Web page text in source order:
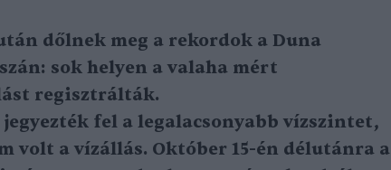
dőlnek meg a rekordok a Duna
sok helyen a valaha mért
regisztrálták.
jegyezték fel a legalacsonyabb vízszintet,
volt a vízállás. Október 15-én délutánra a